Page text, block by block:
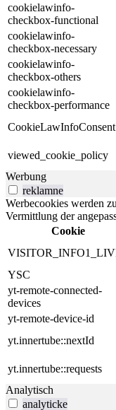
cookielawinfo-
checkbox-functional
cookielawinfo-
checkbox-necessary
cookielawinfo-
checkbox-others
cookielawinfo-
checkbox-performance
CookieLawInfoConsent
viewed_cookie_policy
Werbung
reklamne
Werbecookies werden
Vermittlung der
Cookie
YSC
yt-remote-connected-
devices
yt-remote-device-id
yt.innertube::nextId
yt.innertube::requests
Analytisch
analyticke